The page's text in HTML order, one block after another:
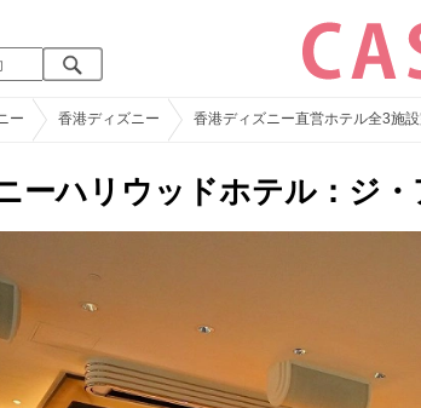
ー 香港ディズニー 香港ディズニー直営ホテル全3施
ーハリウッドホテル：ジ・